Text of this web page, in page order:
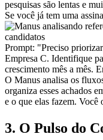
pesquisas são lentas e
Se você já tem uma
Prompt: "Preciso
Empresa C. Identifique
crescimento mês a mês.
O Manus analisa os
organiza esses achados
e o que elas fazem.
3. O Pulso do